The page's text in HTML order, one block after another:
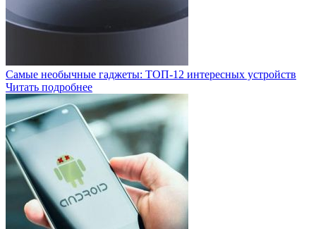
Самые необычные гаджеты: ТОП-12 интересных устройств
Читать подробнее